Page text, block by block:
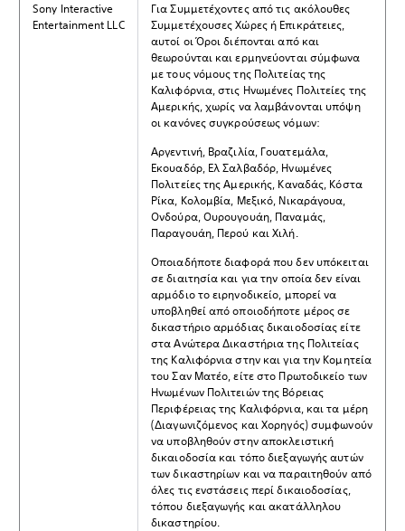
Sony Interactive
Entertainment LLC
Για Συμμετέχοντες από τις ακόλουθες
Συμμετέχουσες Χώρες ή Επικράτειες,
αυτοί οι Όροι διέπονται από και
θεωρούνται και ερμηνεύονται σύμφωνα
με τους νόμους της Πολιτείας της
Καλιφόρνια, στις Ηνωμένες Πολιτείες της
Αμερικής, χωρίς να λαμβάνονται υπόψη
οι κανόνες συγκρούσεως νόμων:
Αργεντινή, Βραζιλία, Γουατεμάλα,
Εκουαδόρ, Ελ Σαλβαδόρ, Ηνωμένες
Πολιτείες της Αμερικής, Καναδάς, Κόστα
Ρίκα, Κολομβία, Μεξικό, Νικαράγουα,
Ονδούρα, Ουρουγουάη, Παναμάς,
Παραγουάη, Περού και Χιλή.
Οποιαδήποτε διαφορά που δεν υπόκειται
σε διαιτησία και για την οποία δεν είναι
αρμόδιο το ειρηνοδικείο, μπορεί να
υποβληθεί από οποιοδήποτε μέρος σε
δικαστήριο αρμόδιας δικαιοδοσίας είτε
στα Ανώτερα Δικαστήρια της Πολιτείας
της Καλιφόρνια στην και για την Κομητεία
του Σαν Ματέο, είτε στο Πρωτοδικείο των
Ηνωμένων Πολιτειών της Βόρειας
Περιφέρειας της Καλιφόρνια, και τα μέρη
(Διαγωνιζόμενος και Χορηγός) συμφωνούν
να υποβληθούν στην αποκλειστική
δικαιοδοσία και τόπο διεξαγωγής αυτών
των δικαστηρίων και να παραιτηθούν από
όλες τις ενστάσεις περί δικαιοδοσίας,
τόπου διεξαγωγής και ακατάλληλου
δικαστηρίου.